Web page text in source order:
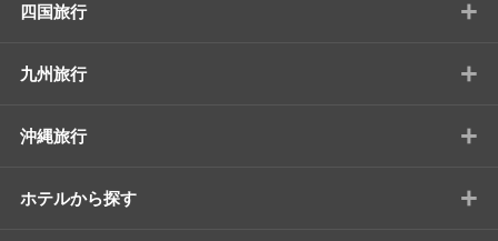
四国旅行 +
九州旅行 +
沖縄旅行 +
ホテルから探す +